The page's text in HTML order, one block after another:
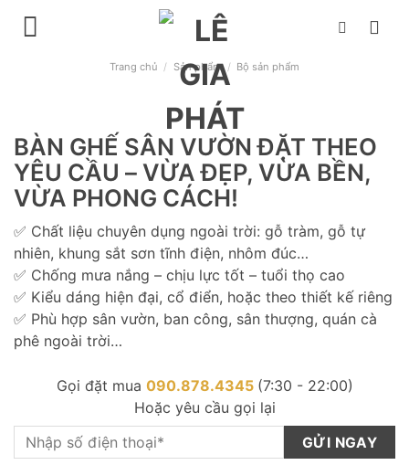
đến
Trang chủ / Sản phẩm / Bộ sản phẩm
BÀN GHẾ SÂN VƯỜN ĐẶT THEO
YÊU CẦU – VỪA ĐẸP, VỪA BỀN,
VỪA PHONG CÁCH!
✅ Chất liệu chuyên dụng ngoài trời: gỗ tràm, gỗ tự
nhiên, khung sắt sơn tĩnh điện, nhôm đúc…
✅ Chống mưa nắng – chịu lực tốt – tuổi thọ cao
✅ Kiểu dáng hiện đại, cổ điển, hoặc theo thiết kế riêng
✅ Phù hợp sân vườn, ban công, sân thượng, quán cà
phê ngoài trời…
Gọi đặt mua 090.878.4345 (7:30 - 22:00)
Hoặc yêu cầu gọi lại